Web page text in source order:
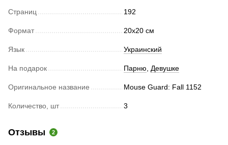
Страниц 192
Формат 20х20 см
Язык Украинский
На подарок Парню, Девушке
Оригинальное название Mouse Guard: Fall 1152
Количество, шт 3
Отзывы 2